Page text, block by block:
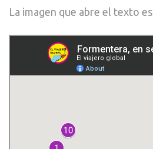
La imagen que abre el texto es